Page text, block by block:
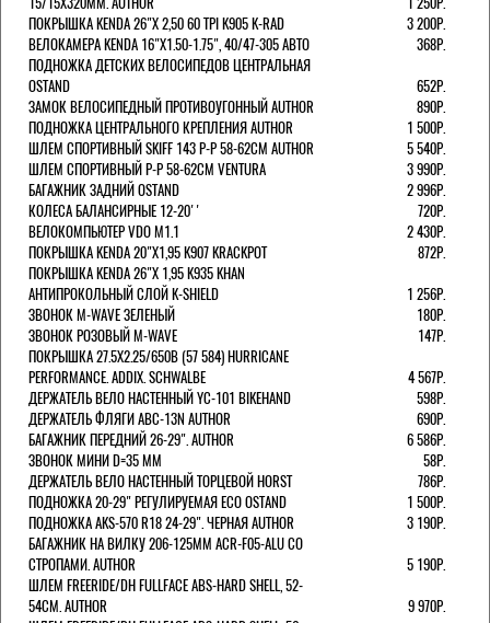
ПОКРЫШКА KENDA 26"Х 2,50 60 TPI K905 K-RAD
3 200Р.
ВЕЛОКАМЕРА KENDA 16"Х1.50-1.75", 40/47-305 АВТО
368Р.
ПОДНОЖКА ДЕТСКИХ ВЕЛОСИПЕДОВ ЦЕНТРАЛЬНАЯ
OSTAND
652Р.
ЗАМОК ВЕЛОСИПЕДНЫЙ ПРОТИВОУГОННЫЙ AUTHOR
890Р.
ПОДНОЖКА ЦЕНТРАЛЬНОГО КРЕПЛЕНИЯ AUTHOR
1 500Р.
ШЛЕМ СПОРТИВНЫЙ SKIFF 143 Р-Р 58-62СМ AUTHOR
5 540Р.
ШЛЕМ СПОРТИВНЫЙ Р-Р 58-62СМ VENTURA
3 990Р.
БАГАЖНИК ЗАДНИЙ OSTAND
2 996Р.
КОЛЕСА БАЛАНСИРНЫЕ 12-20''
720Р.
ВЕЛОКОМПЬЮТЕР VDO M1.1
2 430Р.
ПОКРЫШКА KENDA 20"Х1,95 K907 KRACKPOT
872Р.
ПОКРЫШКА KENDA 26"Х 1,95 K935 KHAN
АНТИПРОКОЛЬНЫЙ СЛОЙ K-SHIELD
1 256Р.
ЗВОНОК M-WAVE ЗЕЛЕНЫЙ
180Р.
ЗВОНОК РОЗОВЫЙ M-WAVE
147Р.
ПОКРЫШКА 27.5X2.25/650B (57 584) HURRICANE
PERFORMANCE. ADDIX. SCHWALBE
4 567Р.
ДЕРЖАТЕЛЬ ВЕЛО НАСТЕННЫЙ YC-101 BIKEHAND
598Р.
ДЕРЖАТЕЛЬ ФЛЯГИ ABC-13N AUTHOR
690Р.
БАГАЖНИК ПЕРЕДНИЙ 26-29". AUTHOR
6 586Р.
ЗВОНОК МИНИ D=35 ММ
58Р.
ДЕРЖАТЕЛЬ ВЕЛО НАСТЕННЫЙ ТОРЦЕВОЙ HORST
786Р.
ПОДНОЖКА 20-29" РЕГУЛИРУЕМАЯ ECO OSTAND
1 500Р.
ПОДНОЖКА AKS-570 R18 24-29". ЧЕРНАЯ AUTHOR
3 190Р.
БАГАЖНИК НА ВИЛКУ 206-125ММ ACR-F05-ALU СО
СТРОПАМИ. AUTHOR
5 190Р.
ШЛЕМ FREERIDE/DH FULLFACE ABS-HARD SHELL, 52-
54СМ. AUTHOR
9 970Р.